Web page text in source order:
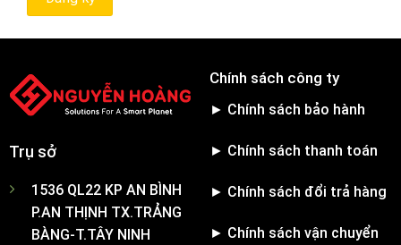
Trụ sở
1536 QL22 KP AN BÌNH
P.AN THỊNH TX.TRẢNG
BÀNG-T.TÂY NINH
Chính sách công ty
► Chính sách bảo hành
► Chính sách thanh toán
► Chính sách đổi trả hàng
► Chính sách vận chuyển